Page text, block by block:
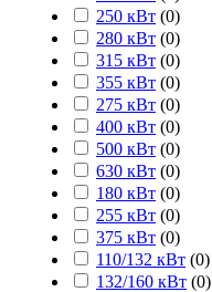
250 кВт (0)
280 кВт (0)
315 кВт (0)
355 кВт (0)
275 кВт (0)
400 кВт (0)
500 кВт (0)
630 кВт (0)
180 кВт (0)
255 кВт (0)
375 кВт (0)
110/132 кВт (0)
132/160 кВт (0)